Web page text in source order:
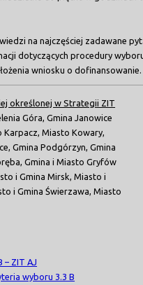
na najczęściej zadawane
dotyczących procedury
wniosku o dofinansowanie.
określonej w Strategii ZIT
Góra, Gmina Janowice
Karpacz, Miasto Kowary,
Gmina Podgórzyn, Gmina
Gmina i Miasto Gryfów
i Gmina Mirsk, Miasto i
i Gmina Świerzawa, Miasto
– ZIT AJ
wyboru 3.3 B